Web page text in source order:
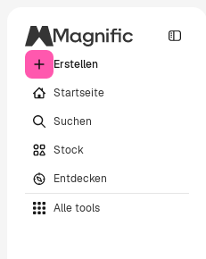
Erstellen
Startseite
Suchen
Stock
Entdecken
Alle tools